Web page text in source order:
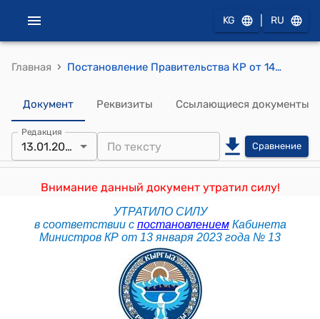
KG RU
Главная › Постановление Правительства КР от 14 октября 2019 года № 543 "О проекте Закона Кыргызской Республики "О внесении изменений в Закон Кыргызской Республики "Об охране и защите от семейного насилия"
Документ Реквизиты Ссылающиеся документы
Редакция
13.01.2023 Сравнение
Внимание данный документ утратил силу!